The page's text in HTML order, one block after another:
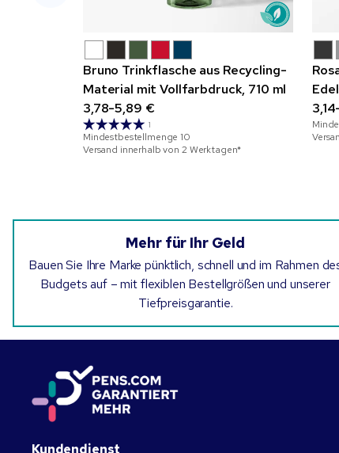
Bruno Trinkflasche aus Recycling-
Material mit Vollfarbdruck, 710 ml
3,78-5,89 €
1
Mindestbestellmenge 10
Versand innerhalb von 2 Werktagen*
Mehr für Ihr Geld
Bauen Sie Ihre Marke pünktlich, schnell und im Rahmen
Budgets auf – mit flexiblen Bestellgrößen und unserer
Tiefpreisgarantie.
Kundendienst